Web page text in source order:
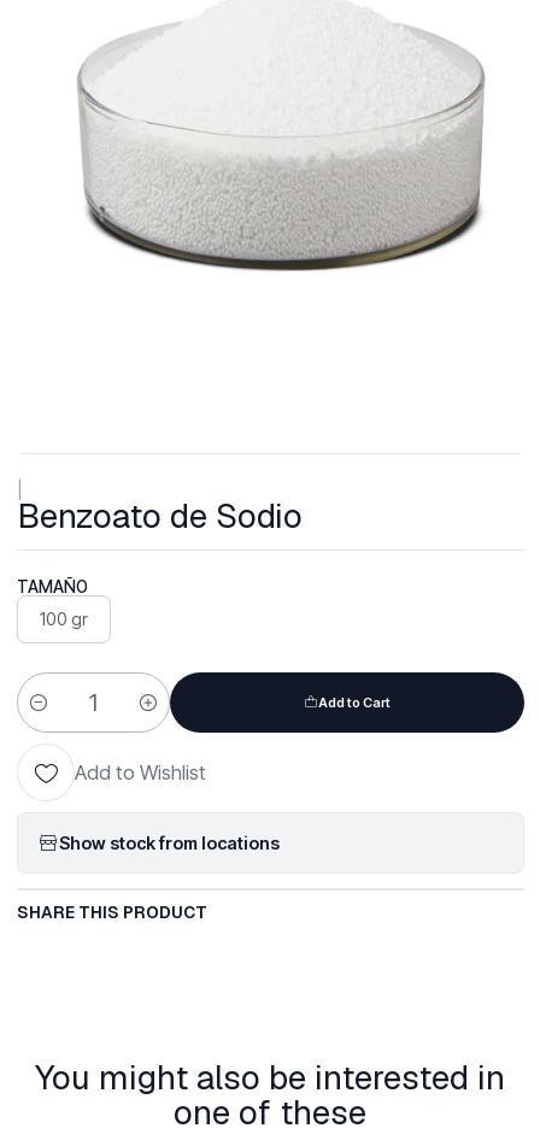
Benzoato de Sodio
TAMAÑO
100 gr
Quantity
Add to Cart
Add to Wishlist
Show stock from locations
SHARE THIS PRODUCT
You might also be interested in
one of these